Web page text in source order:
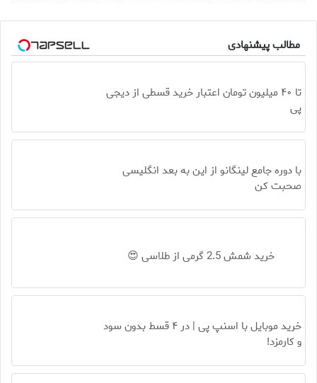
مطالب پیشنهادی
تا ۴۰ میلیون تومان اعتبار خرید قسطی از دیجی
پی
با دوره جامع لینگانو از این به بعد انگلیسی
صحبت کن
خرید شمش 2.5 گرمی از طلاسی 😍
خرید موبایل با اسنپ پی | در ۴ قسط بدون سود
و کارمزد!